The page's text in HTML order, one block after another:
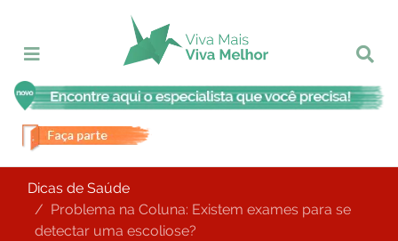
Dicas de Saúde
Problema na Coluna: Existem exames para se
detectar uma escoliose?